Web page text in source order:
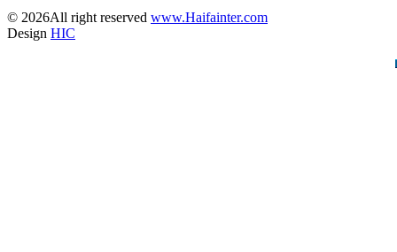
© 2026All right reserved www.Haifainter.com
Design HIC